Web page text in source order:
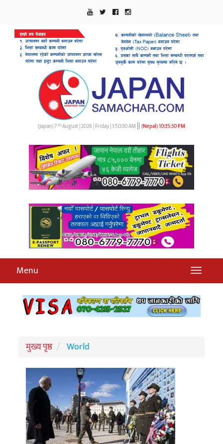
(Japan) 7thAugust | 2026 | Friday | 1:50:32 AM || (Nepal)10:35:32 PM
Menu
मुख्य पृष्ठ World